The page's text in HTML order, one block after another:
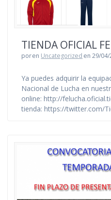
TIENDA OFICIAL
poren Uncategorized en 29/04/
Ya puedes adquirir la
Nacional de Lucha en
online: http://
tienda: https://twitter.com/